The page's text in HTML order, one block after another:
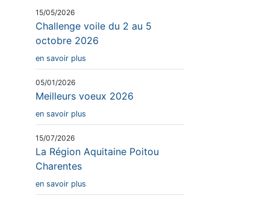
15/05/2026
Challenge voile du 2 au 5
octobre 2026
en savoir plus
05/01/2026
Meilleurs voeux 2026
en savoir plus
15/07/2026
La Région Aquitaine Poitou
Charentes
en savoir plus